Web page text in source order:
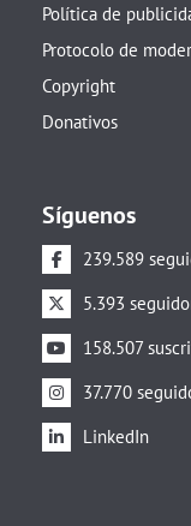
Política de
Protocolo de
Copyright
Donativos
Síguenos
239.589
5.393
158.507
37.770
LinkedIn